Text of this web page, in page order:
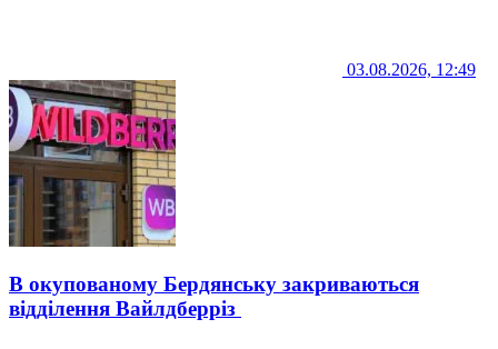
03.08.2026, 12:49
В окупованому Бердянську закриваються
відділення Вайлдберріз